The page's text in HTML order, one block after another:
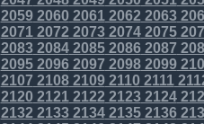
2059206020612062 2063
20712072 207320742075
20832084208520862087
209520962097 20982099
2107 2108210921102111
212021212122 21232124
2132 2133213421352136